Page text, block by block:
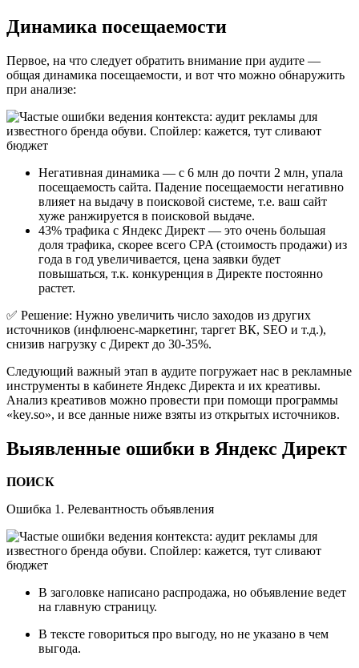
Динамика посещаемости
Первое, на что следует обратить внимание при аудите —
общая динамика посещаемости, и вот что можно обнаружить
при анализе:
Негативная динамика — с 6 млн до почти 2 млн, упала
посещаемость сайта. Падение посещаемости негативно
влияет на выдачу в поисковой системе, т.е. ваш сайт
хуже ранжируется в поисковой выдаче.
43% трафика с Яндекс Директ — это очень большая
доля трафика, скорее всего CPA (стоимость продажи) из
года в год увеличивается, цена заявки будет
повышаться, т.к. конкуренция в Директе постоянно
растет.
✅ Решение: Нужно увеличить число заходов из других
источников (инфлюенс-маркетинг, таргет ВК, SEO и т.д.),
снизив нагрузку с Директ до 30-35%.
Следующий важный этап в аудите погружает нас в рекламные
инструменты в кабинете Яндекс Директа и их креативы.
Анализ креативов можно провести при помощи программы
«key.so», и все данные ниже взяты из открытых источников.
Выявленные ошибки в Яндекс Директ
ПОИСК
Ошибка 1. Релевантность объявления
В заголовке написано распродажа, но объявление ведет
на главную страницу.
В тексте говориться про выгоду, но не указано в чем
выгода.